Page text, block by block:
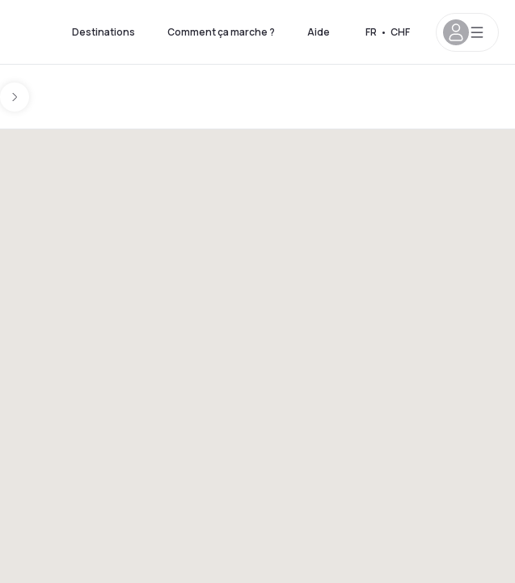
Destinations Comment ça marche ? Aide FR • CHF